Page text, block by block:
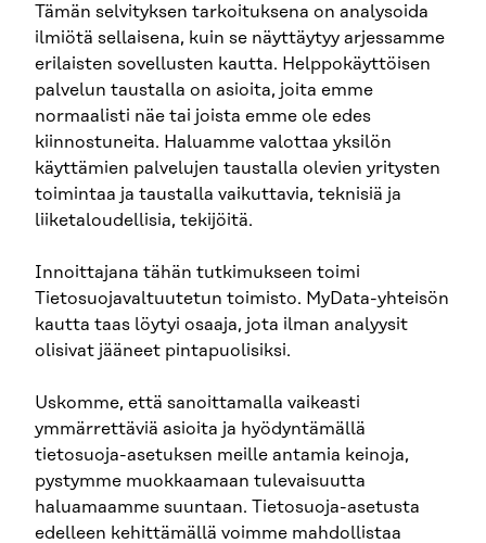
Tämän selvityksen tarkoituksena on analysoida
ilmiötä sellaisena, kuin se näyttäytyy arjessamme
erilaisten sovellusten kautta. Helppokäyttöisen
palvelun taustalla on asioita, joita emme
normaalisti näe tai joista emme ole edes
kiinnostuneita. Haluamme valottaa yksilön
käyttämien palvelujen taustalla olevien yritysten
toimintaa ja taustalla vaikuttavia, teknisiä ja
liiketaloudellisia, tekijöitä.
Innoittajana tähän tutkimukseen toimi
Tietosuojavaltuutetun toimisto. MyData-yhteisön
kautta taas löytyi osaaja, jota ilman analyysit
olisivat jääneet pintapuolisiksi.
Uskomme, että sanoittamalla vaikeasti
ymmärrettäviä asioita ja hyödyntämällä
tietosuoja-asetuksen meille antamia keinoja,
pystymme muokkaamaan tulevaisuutta
haluamaamme suuntaan. Tietosuoja-asetusta
edelleen kehittämällä voimme mahdollistaa